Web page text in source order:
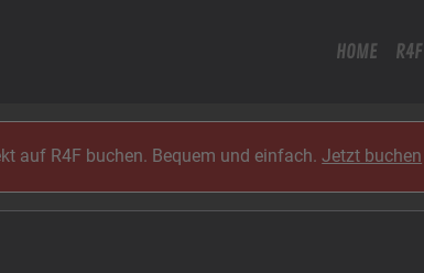
HOME R4F
auf R4F buchen. Bequem und einfach.Jetzt buchen